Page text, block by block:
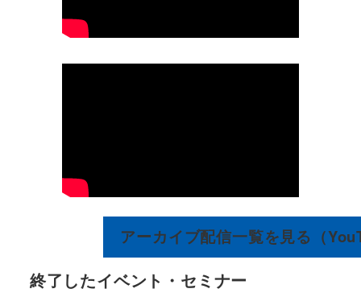
アーカイブ配信一覧を見る（
終了したイベント・セミナー